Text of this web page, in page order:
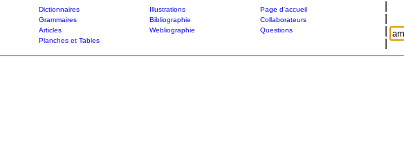
Dictionnaires Illustrations
Page d'accueil
Grammaires Bibliographie
Collaborateurs
Articles Webliographie
Questions
Planches et Tables